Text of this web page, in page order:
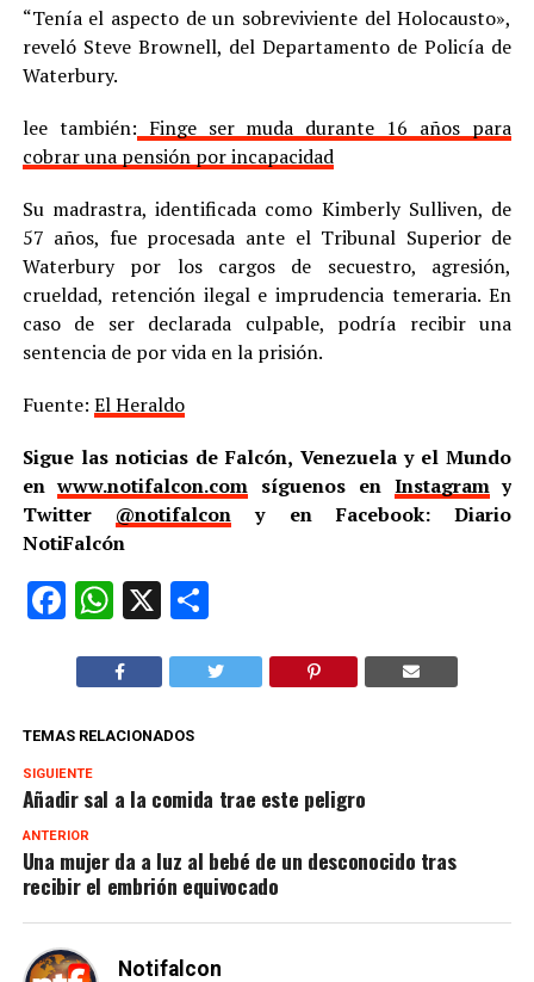
“Tenía el aspecto de un sobreviviente del Holocausto»,
reveló Steve Brownell, del Departamento de Policía de
Waterbury.
lee también: Finge ser muda durante 16 años para
cobrar una pensión por incapacidad
Su madrastra, identificada como Kimberly Sulliven, de
57 años, fue procesada ante el Tribunal Superior de
Waterbury por los cargos de secuestro, agresión,
crueldad, retención ilegal e imprudencia temeraria. En
caso de ser declarada culpable, podría recibir una
sentencia de por vida en la prisión.
Fuente: El Heraldo
Sigue las noticias de Falcón, Venezuela y el Mundo
enwww.notifalcon.com síguenos en Instagramy
Twitter @notifalcon y en Facebook: Diario
NotiFalcón
Facebook
WhatsApp
X Compartir
TEMAS RELACIONADOS
SIGUIENTE
Añadir sal a la comida trae este peligro
ANTERIOR
Una mujer da a luz al bebé de un desconocido tras
recibir el embrión equivocado
Notifalcon